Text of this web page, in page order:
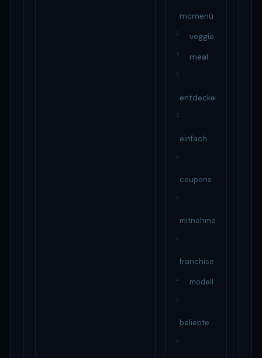
mcmenü
5 veggie
5 meal
5
entdecken
5
einfach
4
coupons
4
mitnehmen
4
franchise
4 modell
4
beliebte
4